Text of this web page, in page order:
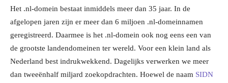
Het .nl-domein bestaat inmiddels meer dan 35 jaar. In de
afgelopen jaren zijn er meer dan 6 miljoen .nl-domeinnamen
geregistreerd. Daarmee is het .nl-domein ook nog eens een van
de grootste landendomeinen ter wereld. Voor een klein land als
Nederland best indrukwekkend. Dagelijks verwerken we meer
dan tweeënhalf miljard zoekopdrachten. Hoewel de naam SIDN